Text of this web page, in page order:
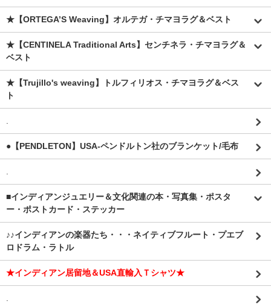
★【ORTEGA’S Weaving】オルテガ・チマヨラグ＆ベスト
★【CENTINELA Traditional Arts】センチネラ・チマヨラグ＆
ベスト
★【Trujillo's weaving】トルフィリオス・チマヨラグ＆ベス
ト
.
●【PENDLETON】USA-ペンドルトン社のブランケット/毛布
.
■インディアンジュエリー＆文化関連の本・写真集・ポスタ
ー・ポストカード・ステッカー
♪♪インディアンの楽器たち・・・ネイティブフルート・プエブ
ロドラム・ラトル
★インディアン居留地＆USA直輸入Ｔシャツ★
.